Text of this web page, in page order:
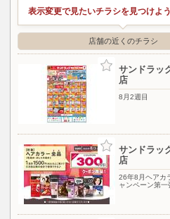
表示変更で見たいチラシを見つけよう
店舗の近くのチラシ
サンドラッ
店
8月2週目
サンドラッ
店
26年8月ヘアカ
ャンペーン第一